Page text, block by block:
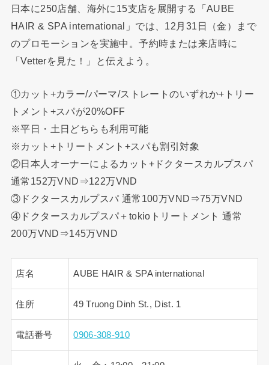
日本に250店舗、海外に15支店を展開する「AUBE
HAIR & SPA international」では、12月31日（金）まで
のプロモーションを実施中。予約時または来店時に
「Vetterを見た！」と伝えよう。
①カット+カラー/パーマ/ストレートのいずれか+トリー
トメント+スパが20%OFF
※平日・土日どちらも利用可能
※カット+トリートメント+スパも割引対象
②日本人オーナーによるカット+ドクタースカルプスパ
通常152万VND⇒122万VND
③ドクタースカルプスパ 通常100万VND⇒75万VND
④ドクタースカルプスパ＋tokioトリートメント 通常
200万VND⇒145万VND
店名 AUBE HAIR & SPA international
住所 49 Truong Dinh St., Dist. 1
電話番号 0906-308-910